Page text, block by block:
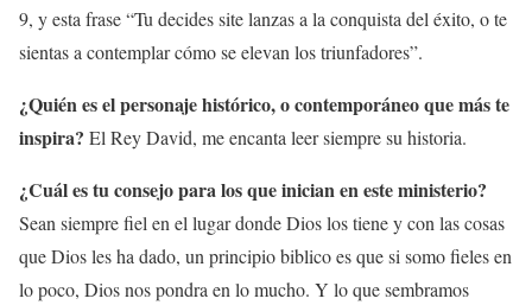
9, y esta frase “Tu decides site lanzas a la conquista del éxito, o te
sientas a contemplar cómo se elevan los triunfadores”.
¿Quién es el personaje histórico, o contemporáneo que más te
inspira? El Rey David, me encanta leer siempre su historia.
¿Cuál es tu consejo para los que inician en este ministerio?
Sean siempre fiel en el lugar donde Dios los tiene y con las cosas
que Dios les ha dado, un principio biblico es que si somo fieles en
lo poco, Dios nos pondra en lo mucho. Y lo que sembramos